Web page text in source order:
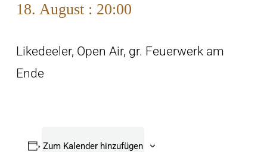
18. August : 20:00
Likedeeler, Open Air, gr. Feuerwerk am
Ende
Zum Kalender hinzufügen